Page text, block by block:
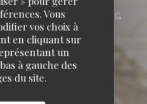
Vous
vos choix à
en cliquant sur
un
à gauche des
du site.
/ BRUNCH /
5 RUE PRESBOURG
PARIS